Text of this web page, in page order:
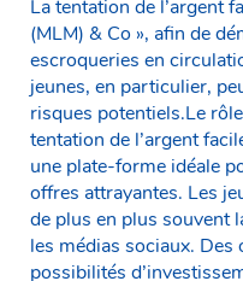
La tentation de l’argent
(MLM) & Co », afin de
escroqueries en
jeunes, en particulier,
risques potentiels.Le
tentation de l’argent
une plate-forme idéale
offres attrayantes. Les
de plus en plus souvent
les médias sociaux. Des
possibilités